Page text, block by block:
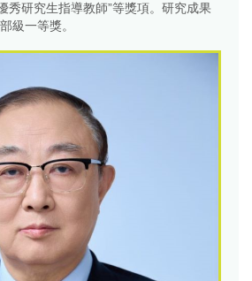
秀研究生指導教師”等獎項。研究成果
級一等獎。